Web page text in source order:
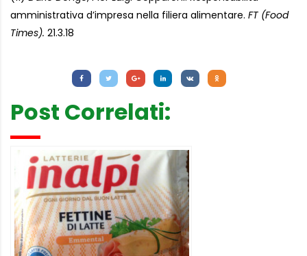
amministrativa d’impresa nella filiera alimentare. FT (Food
Times). 21.3.18
Post Correlati: